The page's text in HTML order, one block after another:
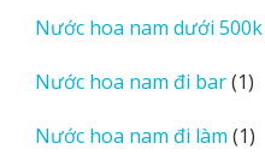
Nước hoa nam dưới 500k
Nước hoa nam đi bar 11
Nước hoa nam đi làm 11